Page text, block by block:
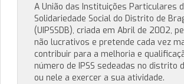
A União das Instituições Particulares
Solidariedade Social do Distrito de
(UIPSSDB), criada em Abril de 2002,
não lucrativos e pretende cada vez
contribuir para a melhoria e
número de IPSS sedeadas no distrito
ou nele a exercer a sua atividade.